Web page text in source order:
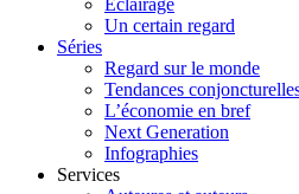
Éclairage
Un certain regard
Séries
Regard sur le monde
Tendances
L’économie en bref
Next Generation
Infographies
Services